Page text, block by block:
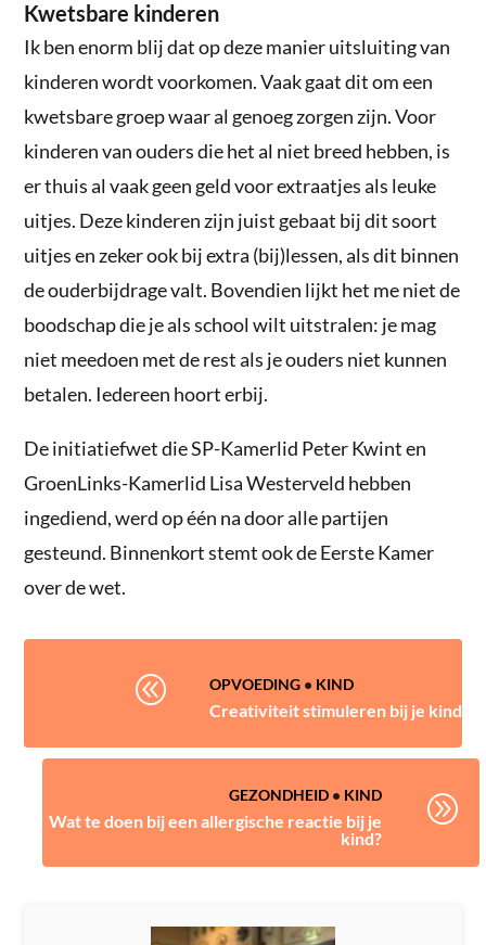
Kwetsbare kinderen
Ik ben enorm blij dat op deze manier uitsluiting van
kinderen wordt voorkomen. Vaak gaat dit om een
kwetsbare groep waar al genoeg zorgen zijn. Voor
kinderen van ouders die het al niet breed hebben, is
er thuis al vaak geen geld voor extraatjes als leuke
uitjes. Deze kinderen zijn juist gebaat bij dit soort
uitjes en zeker ook bij extra (bij)lessen, als dit binnen
de ouderbijdrage valt. Bovendien lijkt het me niet de
boodschap die je als school wilt uitstralen: je mag
niet meedoen met de rest als je ouders niet kunnen
betalen. Iedereen hoort erbij.
De initiatiefwet die SP-Kamerlid Peter Kwint en
GroenLinks-Kamerlid Lisa Westerveld hebben
ingediend, werd op één na door alle partijen
gesteund. Binnenkort stemt ook de Eerste Kamer
over de wet.
@ OPVOEDING• KIND
Creativiteit stimuleren bij je kind
GEZONDHEID• KIND
Wat te doen bij een allergische reactie bij je
kind?
A